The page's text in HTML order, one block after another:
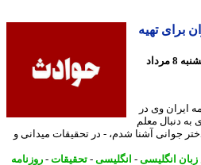
تهیه
7 روز پیش - پنجشنبه 8 مرداد
وی در
معلم
آشنا شدم، - در تحقیقات میدانی و
انگلیسی-انگلیسی-تحقیقات-روزنامه